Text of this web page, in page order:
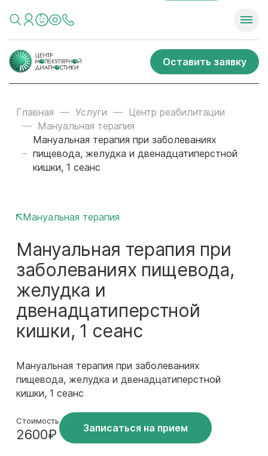
Оставить заявку
Главная Услуги
Центр реабилитации
Мануальная терапия
Мануальная терапия при заболеваниях
пищевода, желудка и двенадцатиперстной
кишки, 1 сеанс
Мануальная терапия
Мануальная терапия при
заболеваниях пищевода,
желудка и
двенадцатиперстной
кишки, 1 сеанс
Мануальная терапия при заболеваниях
пищевода, желудка и двенадцатиперстной
кишки, 1 сеанс
Стоимость
2600₽ Записаться на прием